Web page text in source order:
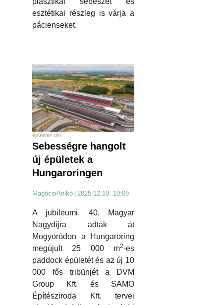
esztétikai részleg is várja a
pácienseket.
épületek cikk
Sebességre hangolt
új épületek a
Hungaroringen
MagócsiAnikó 2025.12.10. 10:09
A jubileumi, 40. Magyar
Nagydíjra adták át
Mogyoródon a Hungaroring
megújult 25 000 m2-es
paddock épületét és az új 10
000 fős tribünjét a DVM
Group Kft. és SAMO
Építésziroda Kft. tervei